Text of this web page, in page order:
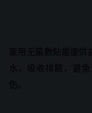
医用无菌敷贴能提
水，吸收排脓，避
伤。